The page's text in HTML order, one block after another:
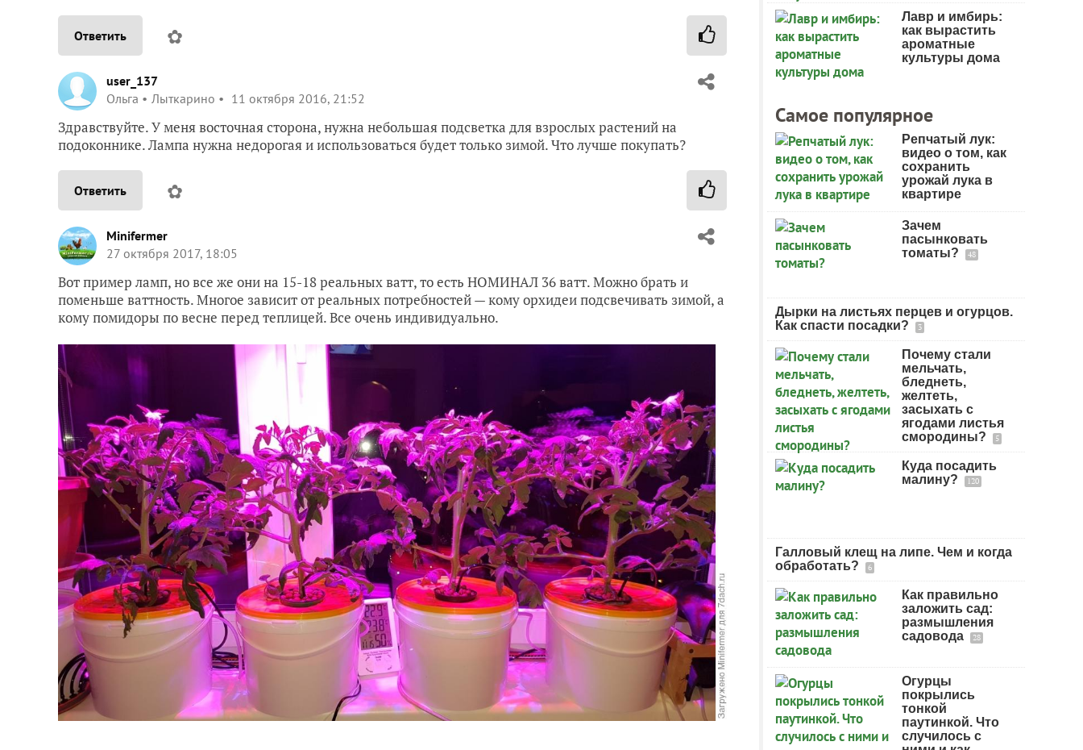
Ответить ✿
user_137
Ольга
Лыткарино 11 октября 2016, 21:52
Здравствуйте. У меня восточная сторона, нужна небольшая подсветка для взрослых растений на
подоконнике. Лампа нужна недорогая и использоваться будет только зимой. Что лучше покупать?
Ответить ✿
Minifermer
27 октября 2017, 18:05
Вот пример ламп, но все же они на 15-18 реальных ватт, то есть НОМИНАЛ 36 ватт. Можно брать и
поменьше ваттность. Многое зависит от реальных потребностей — кому орхидеи подсвечивать зимой, а
кому помидоры по весне перед теплицей. Все очень индивидуально.
Лавр и имбирь:
как вырастить
ароматные
культуры дома
Самое популярное
Репчатый лук:
видео о том, как
сохранить
урожай лука в
квартире
Зачем
пасынковать
томаты?
48
Дырки на листьях перцев и огурцов.
Как спасти посадки?
3
Почему стали
мельчать,
бледнеть,
желтеть,
засыхать с
ягодами листья
смородины?
5
Куда посадить
малину?
120
Галловый клещ на липе. Чем и когда
обработать?
6
Как правильно
заложить сад:
размышления
садовода
28
Огурцы
покрылись
тонкой
паутинкой. Что
случилось с